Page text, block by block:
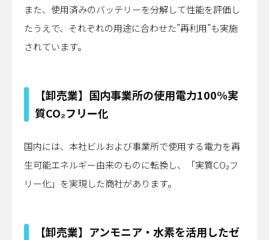
また、使用済みのバッテリーを分解して性能を評価し
たうえで、それぞれの用途に合わせた”再利用”も実施
されています。
【卸売業】国内事業所の使用電力100%実
質CO₂フリー化
国内には、本社ビルおよび事業所で使用する電力を再
生可能エネルギー由来のものに転換し、「実質CO₂フ
リー化」を実現した商社があります。
【卸売業】アンモニア・水素を活用したゼ